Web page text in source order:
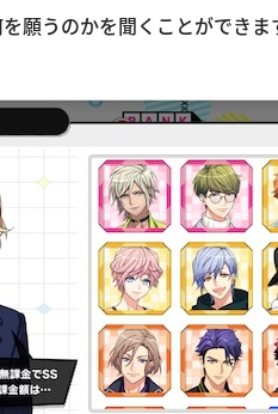
願うのかを聞くことができま